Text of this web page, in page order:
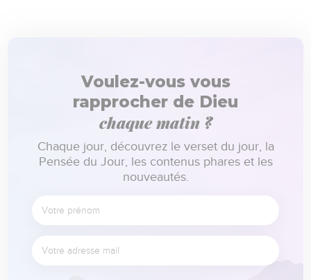
Voulez-vous vous
rapprocher de Dieu
chaque matin ?
Chaque jour, découvrez le verset du jour, la
Pensée du Jour, les contenus phares et les
nouveautés.